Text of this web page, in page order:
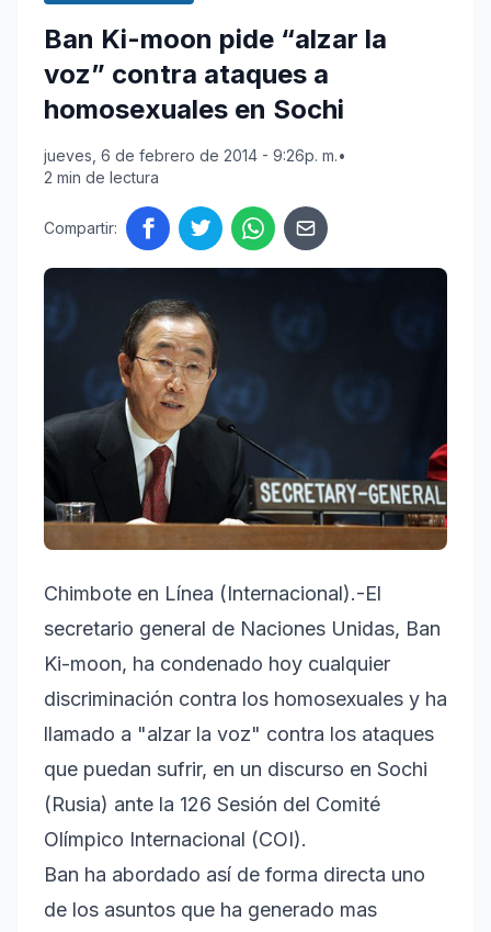
Ban Ki-moon pide “alzar la
voz” contra ataques a
homosexuales en Sochi
jueves, 6 de febrero de 2014 - 9:26p. m.•
2 min de lectura
Compartir:
Chimbote en Línea (Internacional).-El
secretario general de Naciones Unidas, Ban
Ki-moon, ha condenado hoy cualquier
discriminación contra los homosexuales y ha
llamado a "alzar la voz" contra los ataques
que puedan sufrir, en un discurso en Sochi
(Rusia) ante la 126 Sesión del Comité
Olímpico Internacional (COI).
Ban ha abordado así de forma directa uno
de los asuntos que ha generado mas